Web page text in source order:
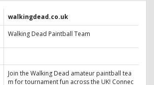
walkingdead.co.uk
Walking Dead Paintball Team
Join the Walking Dead amateur paintball tea
m for tournament fun across the UK! Connec